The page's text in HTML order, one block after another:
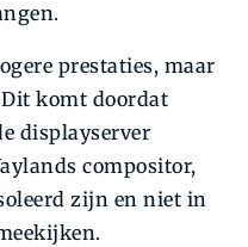
prestaties, maar
komt doordat
displayserver
compositor,
zijn en niet in